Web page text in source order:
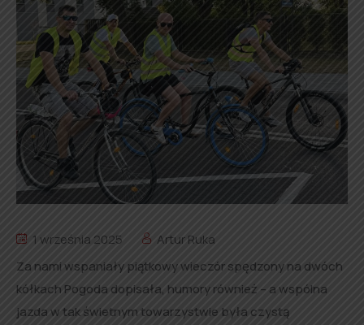
1 września 2025
Artur Ruka
Za nami wspaniały piątkowy wieczór spędzony na dwóch
kółkach Pogoda dopisała, humory również – a wspólna
jazda w tak świetnym towarzystwie była czystą